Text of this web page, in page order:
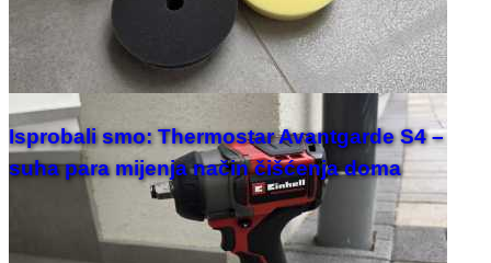
Isprobali smo: Thermostar Avantgarde S4 –
suha para mijenja način čišćenja doma